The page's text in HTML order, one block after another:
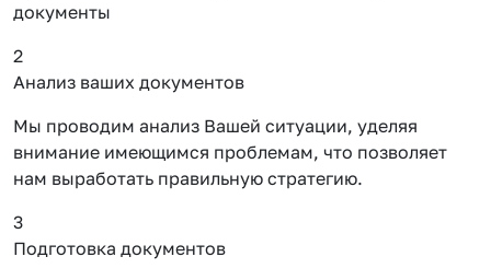
документы
2
Анализ ваших документов
Мы проводим анализ Вашей ситуации, уделяя
внимание имеющимся проблемам, что позволяет
нам выработать правильную стратегию.
3
Подготовка документов